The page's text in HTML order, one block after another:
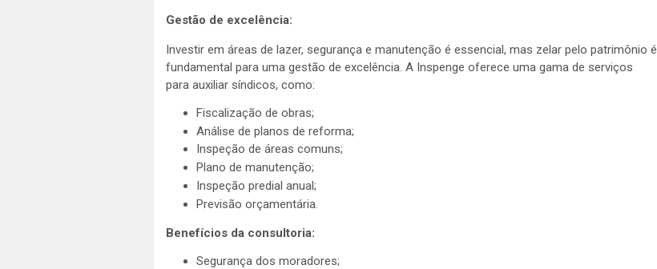
Gestão de excelência:
Investir em áreas de lazer, segurança e manutenção é essencial, mas zelar pelo patrimônio é
fundamental para uma gestão de excelência. A Inspenge oferece uma gama de serviços
para auxiliar síndicos, como:
Fiscalização de obras;
Análise de planos de reforma;
Inspeção de áreas comuns;
Plano de manutenção;
Inspeção predial anual;
Previsão orçamentária.
Benefícios da consultoria:
Segurança dos moradores;